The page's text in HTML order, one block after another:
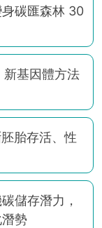
碳匯森林 30
基因體方法
胎存活、性
儲存潛力，
勢